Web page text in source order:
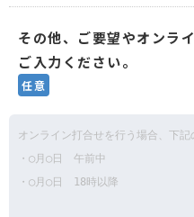
その他、ご要望やオンラ
ご入力ください。
任意